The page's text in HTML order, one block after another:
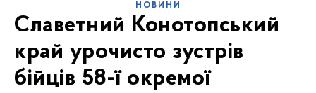
НОВИНИ
Славетний Конотопський
край урочисто зустрів
бійців 58-ї окремої